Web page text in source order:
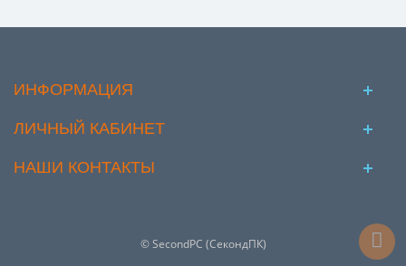
ИНФОРМАЦИЯ
ЛИЧНЫЙ КАБИНЕТ
НАШИ КОНТАКТЫ
© SecondPC (СекондПК)